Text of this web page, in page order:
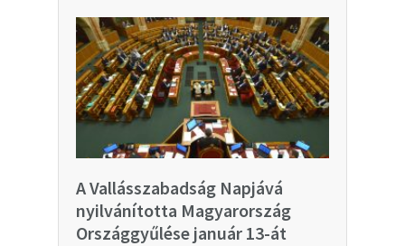
A Vallásszabadság Napjává
nyilvánította Magyarország
Országgyűlése január 13-át